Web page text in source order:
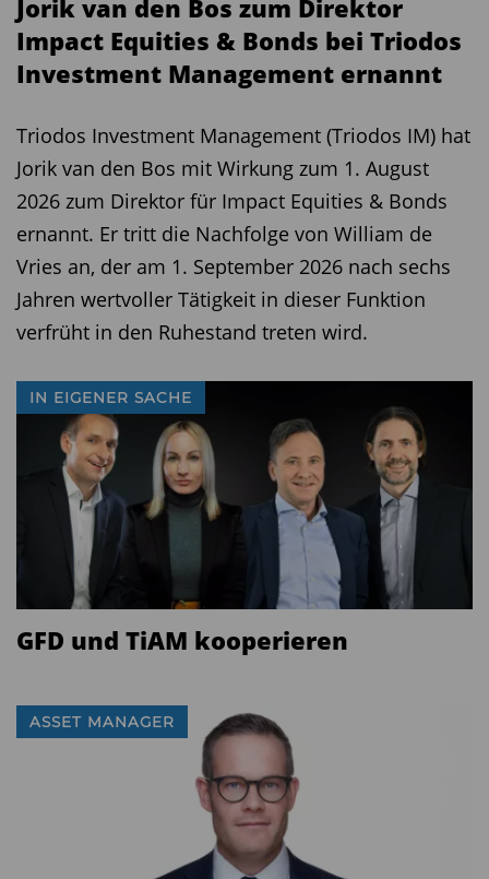
Jorik van den Bos zum Direktor
Impact Equities & Bonds bei Triodos
Investment Management ernannt
Triodos Investment Management (Triodos IM) hat
Jorik van den Bos mit Wirkung zum 1. August
2026 zum Direktor für Impact Equities & Bonds
ernannt. Er tritt die Nachfolge von William de
Vries an, der am 1. September 2026 nach sechs
Jahren wertvoller Tätigkeit in dieser Funktion
verfrüht in den Ruhestand treten wird.
IN EIGENER SACHE
GFD und TiAM kooperieren
ASSET MANAGER